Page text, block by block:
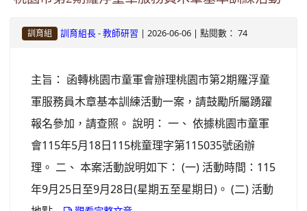
訓育組 訓育組長- 教師研習 | 2026-06-06 | 點閱數： 74
主旨： 函轉桃園市童軍會辦理桃園市第2期羅浮童
軍服務員木章基本訓練活動一案，請鼓勵所屬踴躍
報名參加，請查照。 說明： 一、 依據桃園市童軍
會115年5月18日115桃童理字第115035號函辦
理。 二、 本案活動說明如下： (一) 活動時間：115
年9月25日至9月28日(星期五至星期日)。 (二) 活動